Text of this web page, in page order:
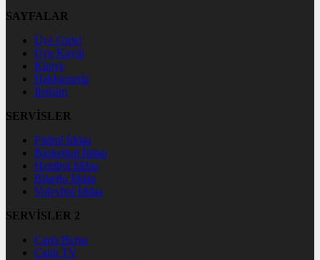
SAYFALAR
Üye Girişi
Üye Kaydı
Künye
Hakkımızda
İletişim
SERVİSLER
Futbol İddaa
Basketbol İddaa
Hentbol İddaa
Bilardo İddaa
Voleybol İddaa
SERVİSLER 2
Canlı Borsa
Canlı TV